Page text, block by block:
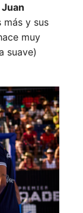
Juan
más y sus
muy
suave)